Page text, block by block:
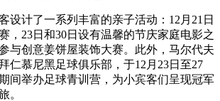
设计了一系列丰富的亲子活动：12月21日
，23日和30日设有温馨的节庆家庭电影之
与创意姜饼屋装饰大赛。此外，马尔代夫
仁慕尼黑足球俱乐部，于12月23日至27
间举办足球青训营，为小宾客们呈现冠军
。